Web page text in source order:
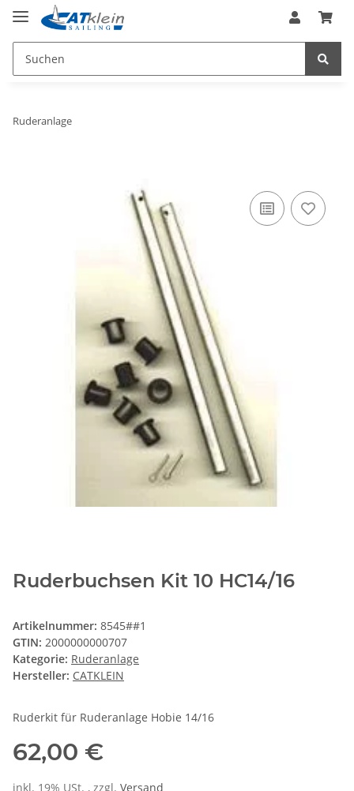
Ruderanlage
Ruderbuchsen Kit 10 HC14/16
Artikelnummer: 8545##1
GTIN: 2000000000707
Kategorie: Ruderanlage
Hersteller: CATKLEIN
Ruderkit für Ruderanlage Hobie 14/16
62,00 €
inkl. 19% USt. , zzgl. Versand